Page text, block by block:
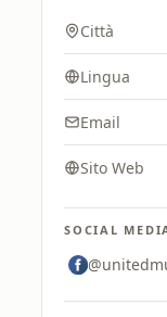
Città
Lingua
Email
Sito Web
SOCIAL